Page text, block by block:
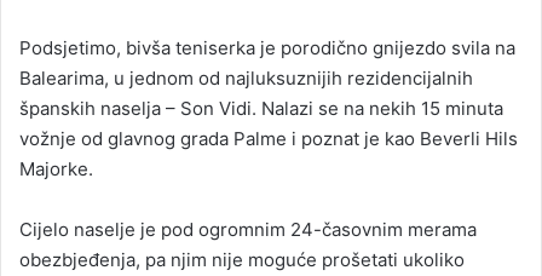
Podsjetimo, bivša teniserka je porodično gnijezdo svila na
Balearima, u jednom od najluksuznijih rezidencijalnih
španskih naselja – Son Vidi. Nalazi se na nekih 15 minuta
vožnje od glavnog grada Palme i poznat je kao Beverli Hils
Majorke.
Cijelo naselje je pod ogromnim 24-časovnim merama
obezbjeđenja, pa njim nije moguće prošetati ukoliko